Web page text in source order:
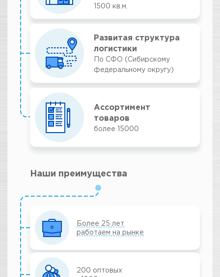
1500 кв.м.
Развитая структура
логистики
По СФО (Сибирскому
федеральному округу)
Ассортимент
товаров
более 15000
Наши преимущества
Более 25 лет
работаем на рынке
200 оптовых